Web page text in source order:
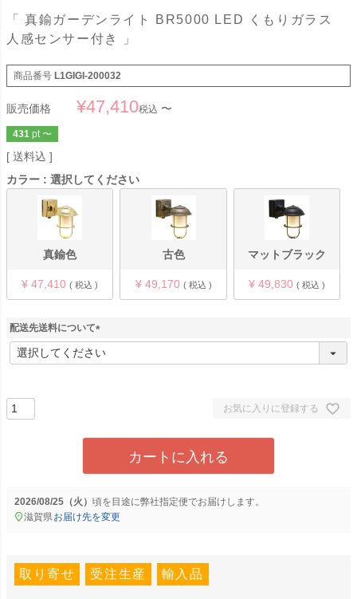
「 真鍮ガーデンライト BR5000 LED くもりガラス
人感センサー付き 」
商品番号 L1GIGI-200032
販売価格 ¥47,410税込 〜
431 pt 〜
送料込
カラー
選択してください
真鍮色
¥ 47,410 税込
古色
¥ 49,170 税込
マットブラック
¥ 49,830 税込
配送先送料について
(
必
お気に入りに登録する
カートに入れる
2026/08/25（火） に弊社指定便でお届けします。
滋賀県お届け先を変更
取り寄せ 受注生産 輸入品